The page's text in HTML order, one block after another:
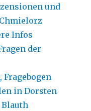
und
Infos
der
in Dorsten